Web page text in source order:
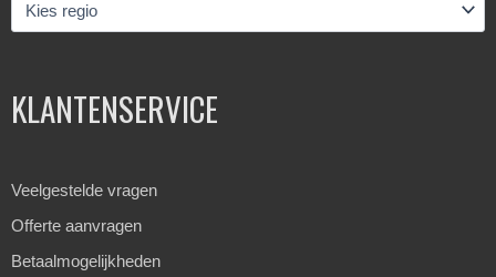
KLANTENSERVICE
Veelgestelde vragen
Offerte aanvragen
Betaalmogelijkheden